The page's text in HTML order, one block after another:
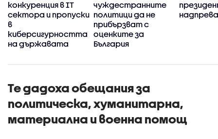
конкуренция в IT
сектора и пропуски
в
киберсигурността
на държавата
чуждестранните
политици да не
прибързват с
оценките за
България
Те дадоха обещания за
политическа, хуманитарна,
материална и военна помощ